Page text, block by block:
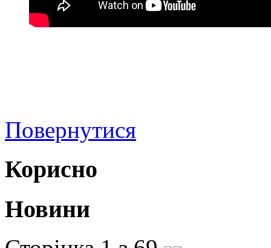
Повернутися
Корисно
Новини